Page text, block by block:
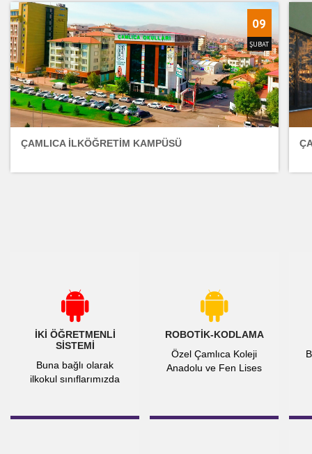
09
ŞUBAT
ÇAMLICA İLKÖĞRETİM KAMPÜSÜ
İKI ÖĞRETMENLI
SISTEMI
Buna bağlı olarak
ilkokul sınıflarımızda
ROBOTIK-KODLAMA
Özel Çamlıca Koleji
Anadolu ve Fen Lises